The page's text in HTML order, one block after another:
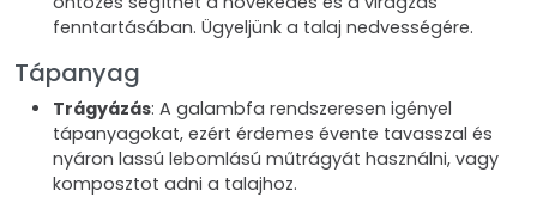
fenntartásában. Ügyeljünk a talaj nedvességére.
Tápanyag
Trágyázás: A galambfa rendszeresen igényel
tápanyagokat, ezért érdemes évente tavasszal és
nyáron lassú lebomlású műtrágyát használni, vagy
komposztot adni a talajhoz.